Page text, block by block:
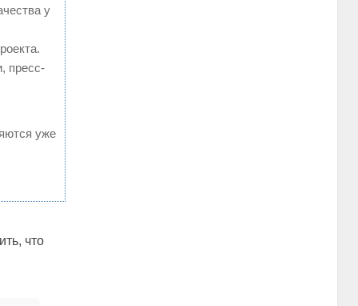
у
пресс-
уже
что